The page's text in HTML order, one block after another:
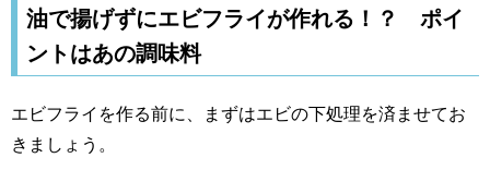
油で揚げずにエビフライが作れる！？ ポイ
ントはあの調味料
エビフライを作る前に、まずはエビの下処理を済ませてお
きましょう。